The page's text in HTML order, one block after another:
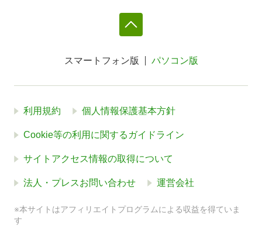
スマートフォン版 パソコン版
利用規約 個人情報保護基本方針
Cookie等の利用に関するガイドライン
サイトアクセス情報の取得について
法人・プレスお問い合わせ 運営会社
※本サイトはアフィリエイトプログラムによる収益を得ていま
す